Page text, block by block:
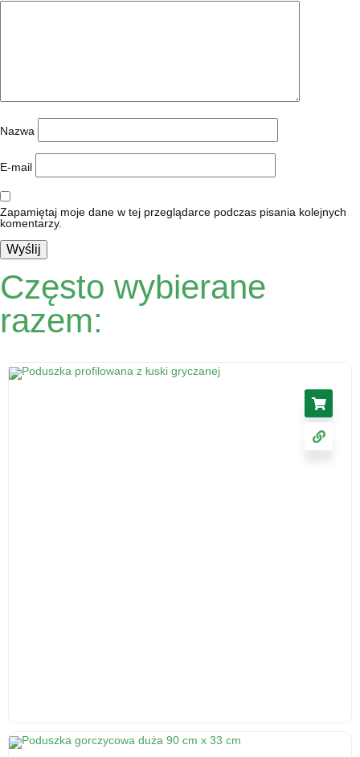
Nazwa
E-mail
Zapamiętaj moje dane w tej przeglądarce podczas pisania kolejnych
komentarzy.
Często wybierane
razem:
Poduszka profilowana z łuski gryczanej